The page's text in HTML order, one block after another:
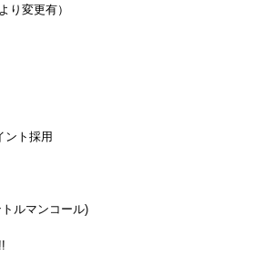
り変更有）
ント採用
ルマンコール)